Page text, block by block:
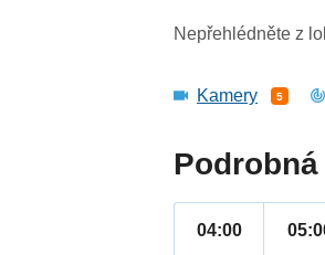
Nepřehlédněte z
Kamery 5
04:00